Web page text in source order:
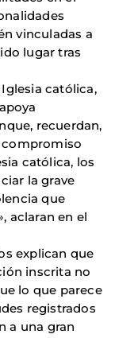
vinculadas a
lugar tras
católica,
recuerdan,
compromiso
católica, los
la grave
que
aclaran en el
explican que
inscrita no
lo que parece
registrados
a una gran